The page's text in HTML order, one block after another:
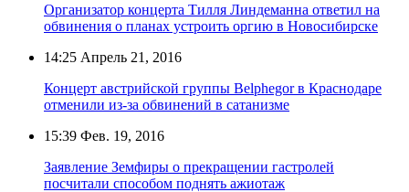
Организатор концерта Тилля Линдеманна ответил на
обвинения о планах устроить оргию в Новосибирске
14:25 Апрель 21, 2016
Концерт австрийской группы Belphegor в Краснодаре
отменили из-за обвинений в сатанизме
15:39 Фев. 19, 2016
Заявление Земфиры о прекращении гастролей
посчитали способом поднять ажиотаж